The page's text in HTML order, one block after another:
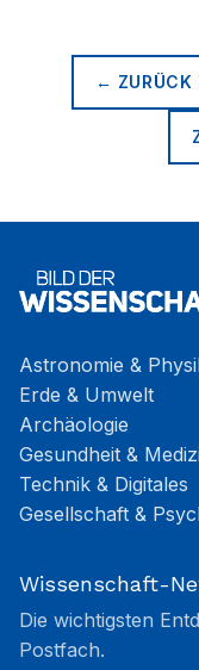
← ZURÜCK
Astronomie &
Erde & Umwelt
Archäologie
Gesundheit &
Technik & Digitales
Gesellschaft &
Wissenschaft-
Die wichtigsten
Postfach.